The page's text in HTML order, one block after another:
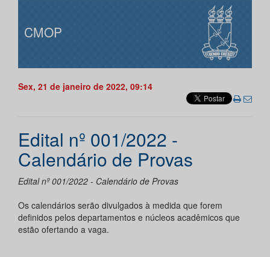
CMOP
Sex, 21 de janeiro de 2022, 09:14
Edital nº 001/2022 -
Calendário de Provas
Edital nº 001/2022 - Calendário de Provas
Os calendários serão divulgados à medida que forem
definidos pelos departamentos e núcleos acadêmicos que
estão ofertando a vaga.